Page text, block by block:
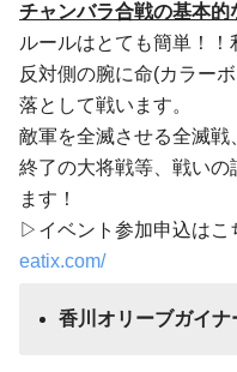
チャンバラ合戦の基本的
ルールはとても簡単！！
反対側の腕に命(カラー
落として戦います。
敵軍を全滅させる全滅戦
終了の大将戦等、戦いの
ます！
▷イベント参加申込はこ
eatix.com/
香川オリーブガイナ